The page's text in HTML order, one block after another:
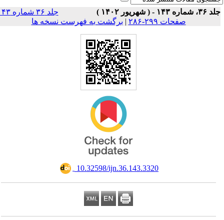
۱۴۳ - ( شهریور ۱۴۰۲ )
جلد ۳۶ شماره ۱۴۳
صفحات ۲۹۹-۲۸۶
|برگشت به فهرست نسخه ها
‎ 10.32598/ijn.36.143.3320